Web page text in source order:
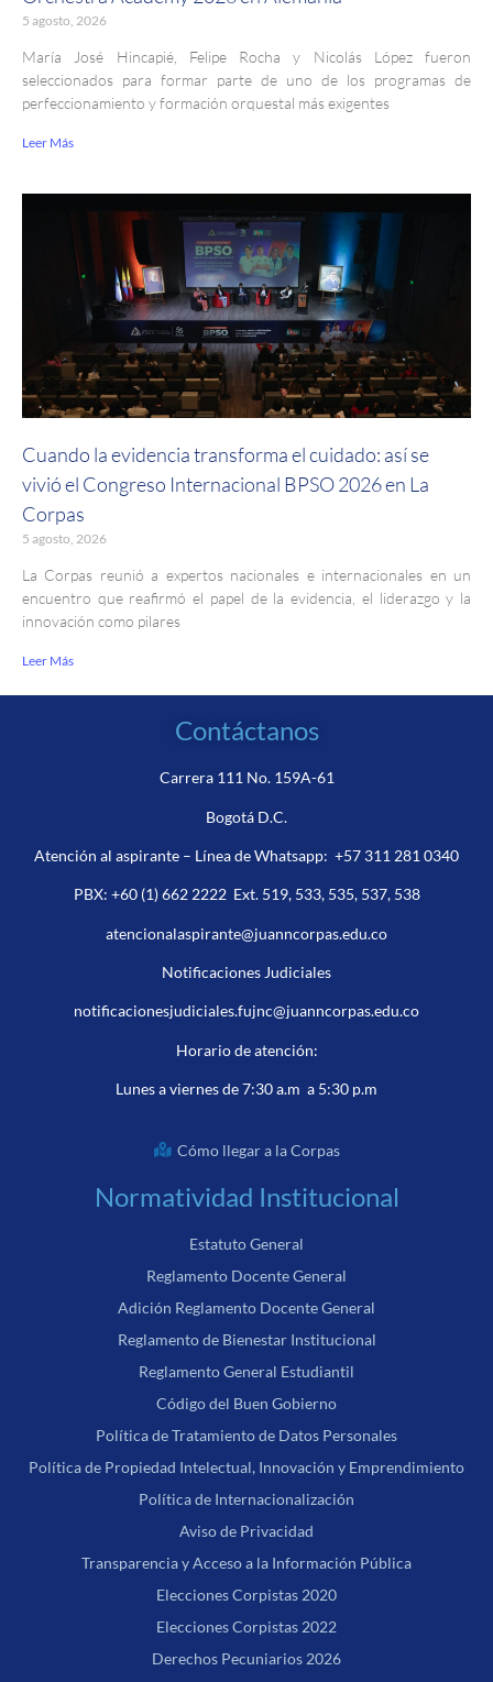
5 agosto, 2026
María José Hincapié, Felipe Rocha y Nicolás López fueron
seleccionados para formar parte de uno de los programas de
perfeccionamiento y formación orquestal más exigentes
Leer Más
Cuando la evidencia transforma el cuidado: así se
vivió el Congreso Internacional BPSO 2026 en La
Corpas
5 agosto, 2026
La Corpas reunió a expertos nacionales e internacionales en un
encuentro que reafirmó el papel de la evidencia, el liderazgo y la
innovación como pilares
Leer Más
Contáctanos
Carrera 111 No. 159A-61
Bogotá D.C.
Atención al aspirante – Línea de Whatsapp: +57 311 281 0340
PBX: +60 (1) 662 2222Ext. 519, 533, 535, 537, 538
atencionalaspirante@juanncorpas.edu.co
Notificaciones Judiciales
notificacionesjudiciales.fujnc@juanncorpas.edu.co
Horario de atención:
Lunes a viernes de 7:30 a.m a 5:30 p.m
Cómo llegar a la Corpas
Normatividad Institucional
Estatuto General
Reglamento Docente General
Adición Reglamento Docente General
Reglamento de Bienestar Institucional
Reglamento General Estudiantil
Código del Buen Gobierno
Política de Tratamiento de Datos Personales
Política de Propiedad Intelectual, Innovación y Emprendimiento
Política de Internacionalización
Aviso de Privacidad
Transparencia y Acceso a la Información Pública
Elecciones Corpistas 2020
Elecciones Corpistas 2022
Derechos Pecuniarios 2026